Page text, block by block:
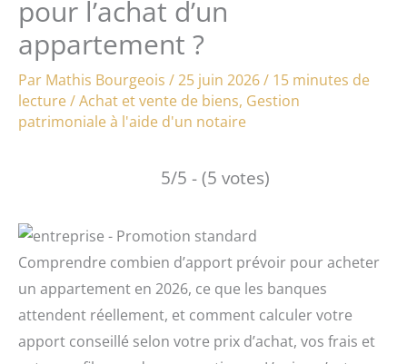
pour l’achat d’un
appartement ?
Par Mathis Bourgeois /25 juin 2026/ 15 minutes de
lecture/Achat et vente de biens, Gestion
patrimoniale à l'aide d'un notaire
5/5 - (5 votes)
Comprendre combien d’apport prévoir pour acheter
un appartement en 2026, ce que les banques
attendent réellement, et comment calculer votre
apport conseillé selon votre prix d’achat, vos frais et